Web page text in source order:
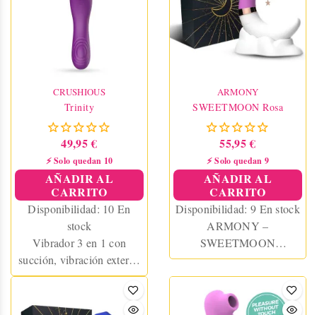
vibrador interno para el
punto G.
CRUSHIOUS
Trinity
49,95 €
⚡ Solo quedan 10
AÑADIR AL
CARRITO
Disponibilidad: 10 En
stock
Vibrador 3 en 1 con
succión, vibración externa
y estimulación interna.
Doble motor, 3 modos de
succión + 10 vibraciones
ARMONY
SWEETMOON Rosa
55,95 €
⚡ Solo quedan 9
AÑADIR AL
CARRITO
Disponibilidad: 9 En stock
ARMONY –
SWEETMOON
SUCCIONADOR
CLITORIS & PUNTO G
ROSA